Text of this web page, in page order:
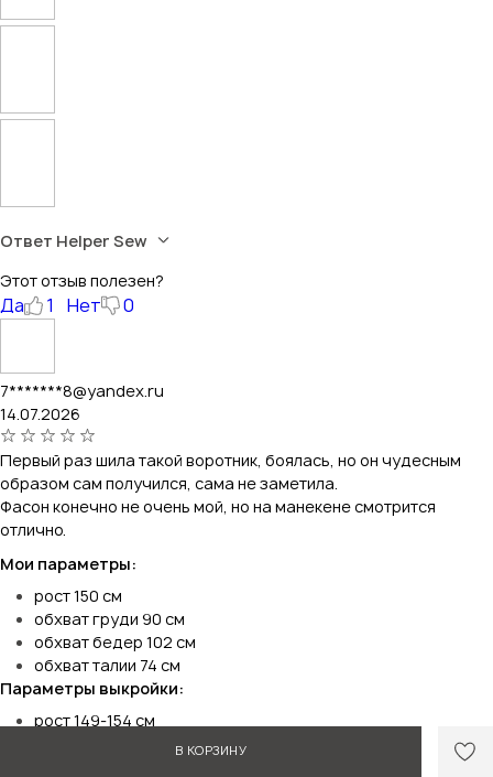
В КОРЗИНУ
Ответ Helper Sew
Этот отзыв полезен?
Да 1 Нет 0
7*******8@yandex.ru
14.07.2026
Первый раз шила такой воротник, боялась, но он чудесным
образом сам получился, сама не заметила.
Фасон конечно не очень мой, но на манекене смотрится
отлично.
Мои параметры:
рост 150 см
обхват груди 90 см
обхват бедер 102 см
обхват талии 74 см
Параметры выкройки:
рост 149-154 см
обхват груди 92 см